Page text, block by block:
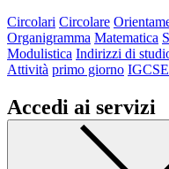
Circolari Circolare
Organigramma Matematica
Modulistica Indirizzi di
Attività primo giorno
Accedi ai servizi